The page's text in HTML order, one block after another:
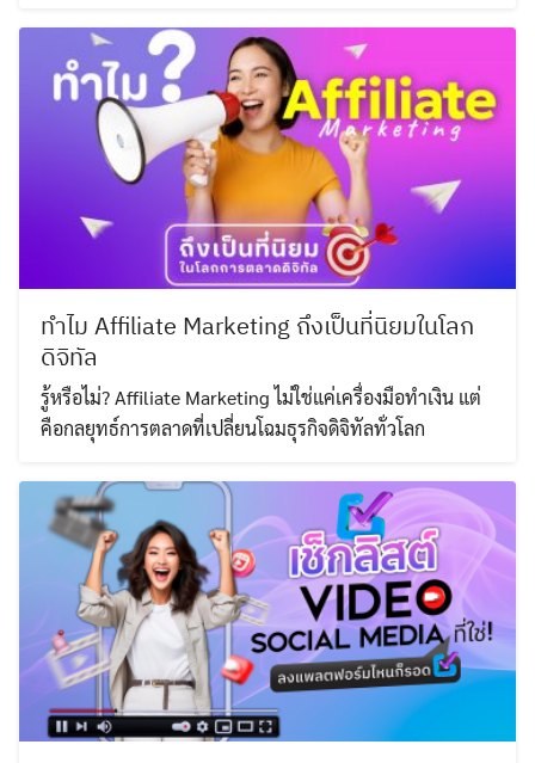
ทำไม Affiliate Marketing ถึงเป็นที่นิยมในโลก
ดิจิทัล
รู้หรือไม่? Affiliate Marketing ไม่ใช่แค่เครื่องมือทำเงิน แต่
คือกลยุทธ์การตลาดที่เปลี่ยนโฉมธุรกิจดิจิทัลทั่วโลก